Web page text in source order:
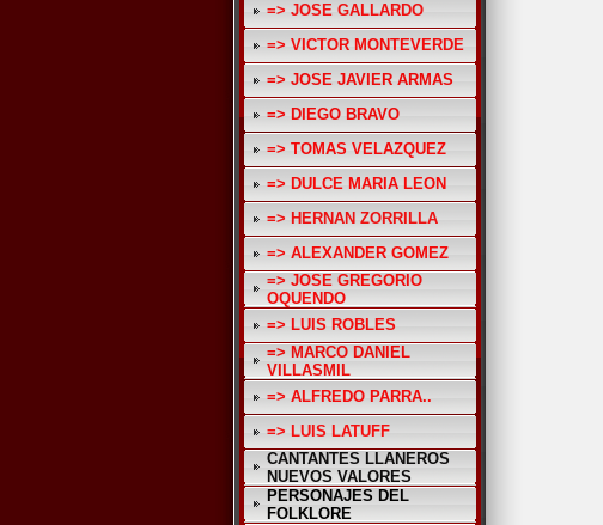
=> JOSE GALLARDO
=> VICTOR MONTEVERDE
=> JOSE JAVIER ARMAS
=> DIEGO BRAVO
=> TOMAS VELAZQUEZ
=> DULCE MARIA LEON
=> HERNAN ZORRILLA
=> ALEXANDER GOMEZ
=> JOSE GREGORIO
OQUENDO
=> LUIS ROBLES
=> MARCO DANIEL
VILLASMIL
=> ALFREDO PARRA..
=> LUIS LATUFF
CANTANTES LLANEROS
NUEVOS VALORES
PERSONAJES DEL
FOLKLORE